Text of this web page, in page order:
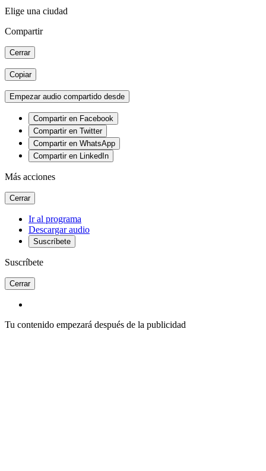
Elige una ciudad
Compartir
Cerrar
Copiar
Empezar audio compartido desde
Compartir en Facebook
Compartir en Twitter
Compartir en WhatsApp
Compartir en LinkedIn
Más acciones
Cerrar
Ir al programa
Descargar audio
Suscríbete
Suscríbete
Cerrar
Tu contenido empezará después de la publicidad